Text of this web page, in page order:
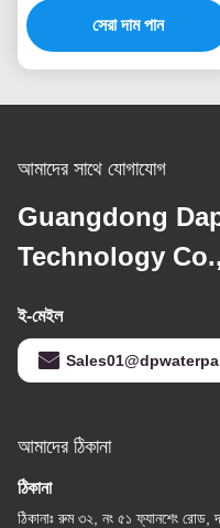
সেরা দাম পান
আমাদের সাথে যোগাযোগ
Guangdong
Technology
ই-মেইল
আমাদের ঠিকানা
ঠিকানা
ঠিকানাঃ রুম ৩২, নং ৫১ ফ্যানশেং রোড,